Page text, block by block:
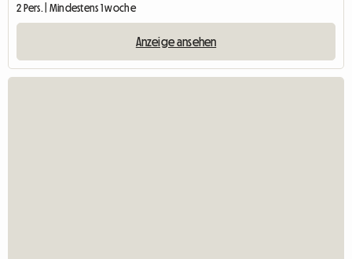
2 Pers. | Mindestens 1 woche
Anzeige ansehen